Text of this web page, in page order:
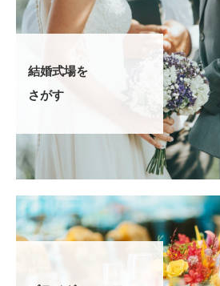
結婚式場を
さがす